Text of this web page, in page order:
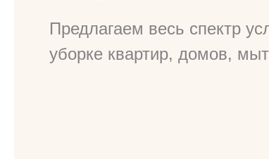
Предлагаем весь спектр
уборке квартир, домов,